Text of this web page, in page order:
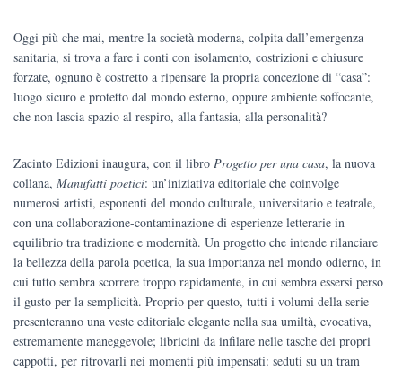
Oggi più che mai, mentre la società moderna, colpita dall’emergenza
sanitaria, si trova a fare i conti con isolamento, costrizioni e chiusure
forzate, ognuno è costretto a ripensare la propria concezione di “casa”:
luogo sicuro e protetto dal mondo esterno, oppure ambiente soffocante,
che non lascia spazio al respiro, alla fantasia, alla personalità?
Zacinto Edizioni inaugura, con il libro Progetto per una casa, la nuova
collana, Manufatti poetici: un’iniziativa editoriale che coinvolge
numerosi artisti, esponenti del mondo culturale, universitario e teatrale,
con una collaborazione-contaminazione di esperienze letterarie in
equilibrio tra tradizione e modernità. Un progetto che intende rilanciare
la bellezza della parola poetica, la sua importanza nel mondo odierno, in
cui tutto sembra scorrere troppo rapidamente, in cui sembra essersi perso
il gusto per la semplicità. Proprio per questo, tutti i volumi della serie
presenteranno una veste editoriale elegante nella sua umiltà, evocativa,
estremamente maneggevole; libricini da infilare nelle tasche dei propri
cappotti, per ritrovarli nei momenti più impensati: seduti su un tram